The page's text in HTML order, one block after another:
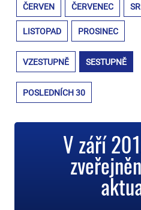
ČERVEN ČERVENEC
LISTOPAD PROSINEC
VZESTUPNĚ SESTUPNĚ
POSLEDNÍCH 30
V září